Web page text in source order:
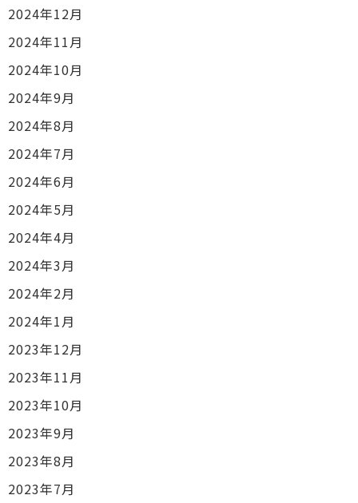
2024年12月
2024年11月
2024年10月
2024年9月
2024年8月
2024年7月
2024年6月
2024年5月
2024年4月
2024年3月
2024年2月
2024年1月
2023年12月
2023年11月
2023年10月
2023年9月
2023年8月
2023年7月